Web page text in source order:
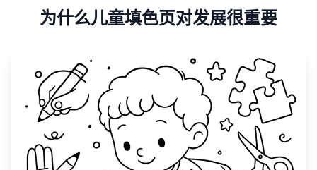
为什么儿童填色页对发展很重要